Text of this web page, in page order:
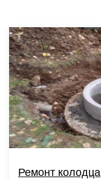
Ремонт колодца